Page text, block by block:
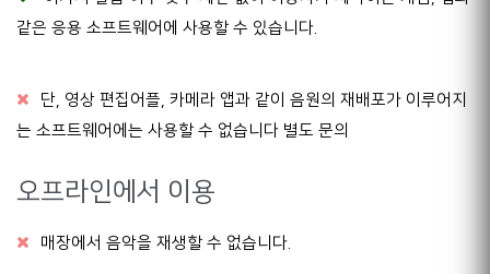
같은 응용 소프트웨어에 사용할 수 있습니다.
단, 영상 편집어플, 카메라 앱과 같이 음원의 재배포가 이루어지
는 소프트웨어에는 사용할 수 없습니다 별도 문의
오프라인에서 이용
매장에서 음악을 재생할 수 없습니다.